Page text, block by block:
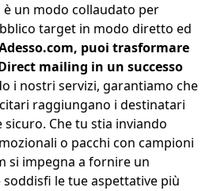
un modo collaudato per
target in modo diretto ed
puoi trasformare
mailing in un successo
i nostri servizi, garantiamo che
raggiungano i destinatari
Che tu stia inviando
o pacchi con campioni
si impegna a fornire un
le tue aspettative più